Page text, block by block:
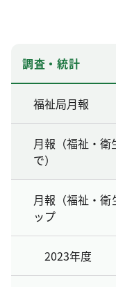
調査・統計
福祉局月報
月報（福祉・衛
で）
月報（福祉・
ップ
2023年度